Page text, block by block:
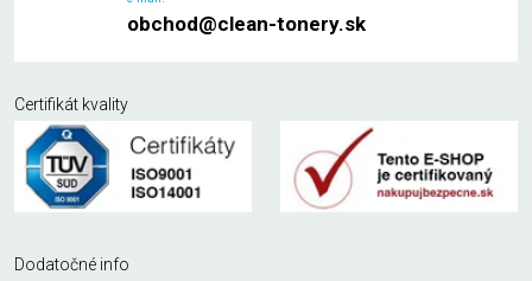
obchod@clean-tonery.sk
Certifikát kvality
Dodatočné info